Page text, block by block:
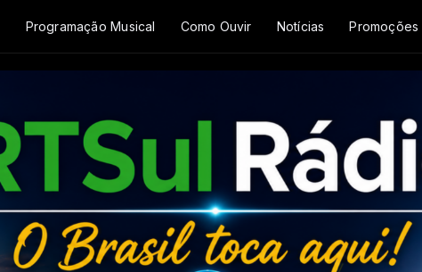
Programação Musical Como Ouvir Notícias Promoções